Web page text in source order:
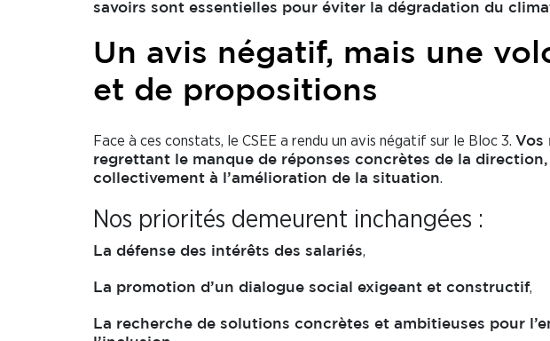
savoirs sont essentielles pour éviter la dégradation du
Un avis négatif, mais une
et de propositions
Face à ces constats, le CSEE a rendu un avis négatif sur le Bloc 3. Vos
regrettant le manque de réponses concrètes de la
collectivement à l’amélioration de la situation.
Nos priorités demeurent inchangées :
La défense des intérêts des salariés,
La promotion d’un dialogue social exigeant et constructif,
La recherche de solutions concrètes et ambitieuses pour